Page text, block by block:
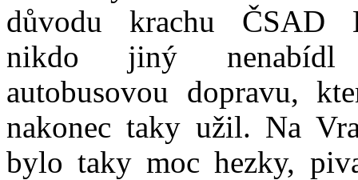
důvodu krachu ČSAD
nikdo jiný nenabídl
autobusovou dopravu,
nakonec taky užil. Na
bylo taky moc hezky,